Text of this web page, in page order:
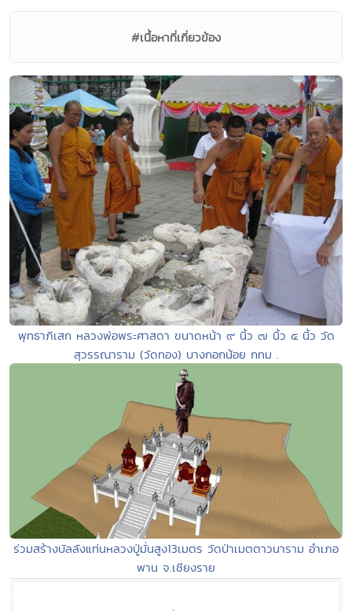
#เนื้อหาที่เกี่ยวข้อง
พุทธาภิเสก หลวงพ่อพระศาสดา ขนาดหน้า ๙ นิ้ว ๗ นิ้ว ๕ นิ้ว วัด
สุวรรณาราม (วัดทอง) บางกอกน้อย กทม .
ร่วมสร้างบัลลังแท่นหลวงปู่มั่นสูง13เมตร วัดป่าเมตตาวนาราม อำเภอ
พาน จ.เชียงราย